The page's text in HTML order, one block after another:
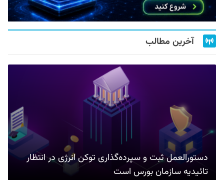
آخرین مطالب
دستورالعمل ثبت و سپرده‌گذاری توکن انرژی در انتظار
تائیدیه سازمان بورس است